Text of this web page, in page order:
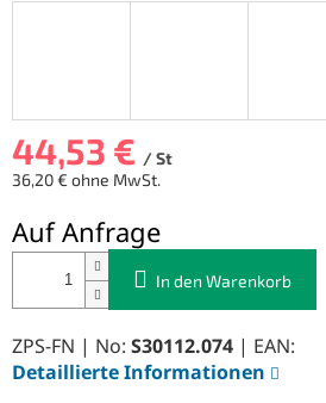
44,53 € / St
36,20 € ohne MwSt.
Auf Anfrage
In den Warenkorb
ZPS-FN | No: S30112.074 | EAN:
Detaillierte Informationen